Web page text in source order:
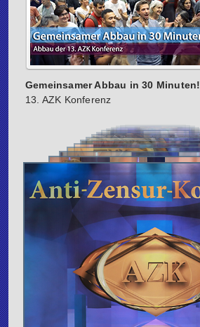
Gemeinsamer Abbau in 30 Minuten!
13. AZK Konferenz